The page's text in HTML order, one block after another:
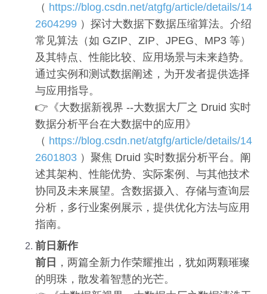
（ https://blog.csdn.net/atgfg/article/details/14
2604299 ）探讨大数据下数据压缩算法。介绍
常见算法（如 GZIP、ZIP、JPEG、MP3 等）
及其特点、性能比较、应用场景与未来趋势。
通过实例和测试数据阐述，为开发者提供选择
与应用指导。
👉《大数据新视界 --大数据大厂之 Druid 实时
数据分析平台在大数据中的应用》
（ https://blog.csdn.net/atgfg/article/details/14
2601803 ）聚焦 Druid 实时数据分析平台。阐
述其架构、性能优势、实际案例、与其他技术
协同及未来展望。含数据摄入、存储与查询层
分析，多行业案例展示，提供优化方法与应用
指南。
前日新作
前日 ，两篇全新力作荣耀推出，犹如两颗璀璨
的明珠，散发着智慧的光芒。